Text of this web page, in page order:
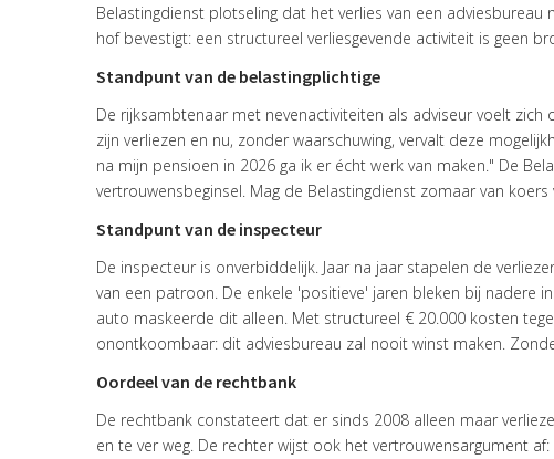
Belastingdienst plotseling dat het verlies van een
hof bevestigt: een structureel verliesgevende activiteit is geen
Standpunt van de belastingplichtige
De rijksambtenaar met nevenactiviteiten als adviseur voelt zich
zijn verliezen en nu, zonder waarschuwing, vervalt deze
na mijn pensioen in 2026 ga ik er écht werk van maken." De
vertrouwensbeginsel. Mag de Belastingdienst zomaar van
Standpunt van de inspecteur
De inspecteur is onverbiddelijk. Jaar na jaar stapelen de
van een patroon. De enkele 'positieve' jaren bleken bij nadere
auto maskeerde dit alleen. Met structureel € 20.000 kosten
onontkoombaar: dit adviesbureau zal nooit winst maken.
Oordeel van de rechtbank
De rechtbank constateert dat er sinds 2008 alleen maar
en te ver weg. De rechter wijst ook het vertrouwensargument